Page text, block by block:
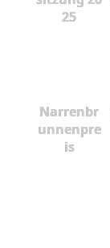
25
Narrenbr
unnenpre
is